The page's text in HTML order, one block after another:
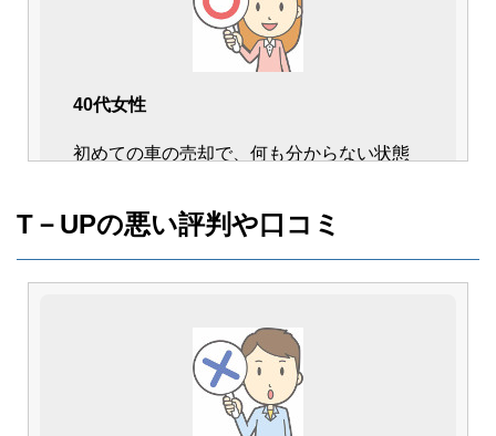
40代女性
初めての車の売却で、何も分からない状態
他の車買取業者へも訪問しましたが、T－
T－UPの悪い評判や口コミ